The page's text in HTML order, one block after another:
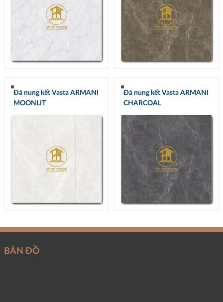
Đá nung kết Vasta ARMANI
MOONLIT
Đá nung kết Vasta ARMANI
CHARCOAL
BẢN ĐỒ